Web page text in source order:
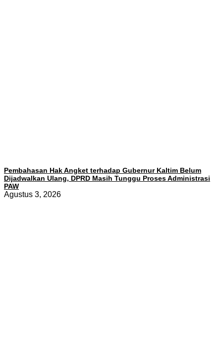
Pembahasan Hak Angket terhadap Gubernur Kaltim Belum
Dijadwalkan Ulang, DPRD Masih Tunggu Proses Administrasi
PAW
Agustus 3, 2026